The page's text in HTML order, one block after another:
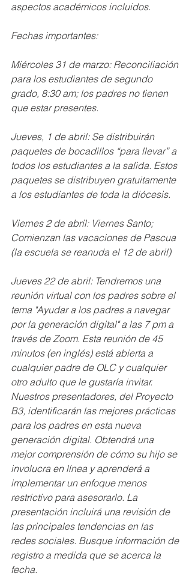
aspectos académicos incluidos.
Fechas importantes:
Miércoles 31 de marzo: Reconciliación
para los estudiantes de segundo
grado, 8:30 am; los padres no tienen
que estar presentes.
Jueves, 1 de abril: Se distribuirán
paquetes de bocadillos “para llevar” a
todos los estudiantes a la salida. Estos
paquetes se distribuyen gratuitamente
a los estudiantes de toda la diócesis.
Viernes 2 de abril: Viernes Santo;
Comienzan las vacaciones de Pascua
(la escuela se reanuda el 12 de abril)
Jueves 22 de abril: Tendremos una
reunión virtual con los padres sobre el
tema "Ayudar a los padres a navegar
por la generación digital" a las 7 pm a
través de Zoom. Esta reunión de 45
minutos (en inglés) está abierta a
cualquier padre de OLC y cualquier
otro adulto que le gustaría invitar.
Nuestros presentadores, del Proyecto
B3, identificarán las mejores prácticas
para los padres en esta nueva
generación digital. Obtendrá una
mejor comprensión de cómo su hijo se
involucra en línea y aprenderá a
implementar un enfoque menos
restrictivo para asesorarlo. La
presentación incluirá una revisión de
las principales tendencias en las
redes sociales. Busque información de
registro a medida que se acerca la
fecha.